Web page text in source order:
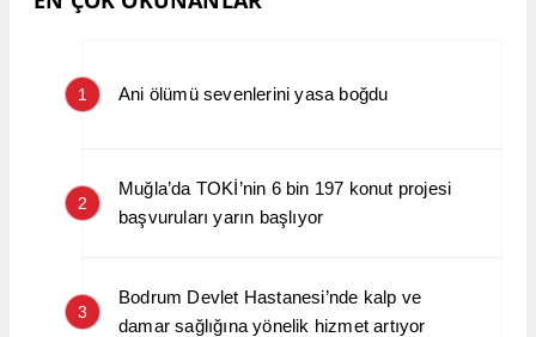
1 Ani ölümü sevenlerini yasa boğdu
2
Muğla’da TOKİ’nin 6 bin 197 konut projesi
başvuruları yarın başlıyor
3
Bodrum Devlet Hastanesi’nde kalp ve
damar sağlığına yönelik hizmet artıyor